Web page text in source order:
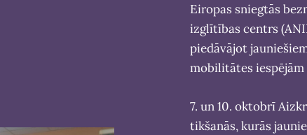
Eiropas sniegtās
izglītības centrs
piedāvājot
mobilitātes
7. un 10. oktobrī
tikšanās, kurās